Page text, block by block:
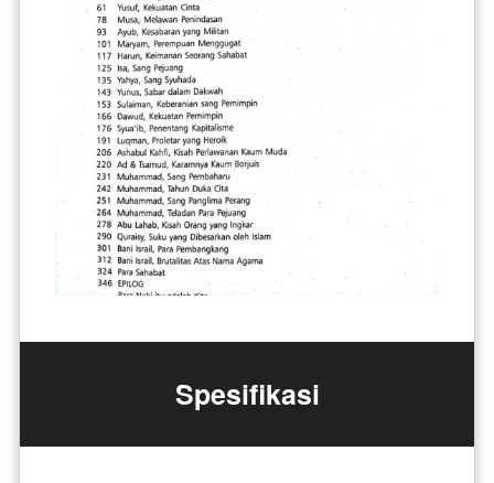
Spesifikasi